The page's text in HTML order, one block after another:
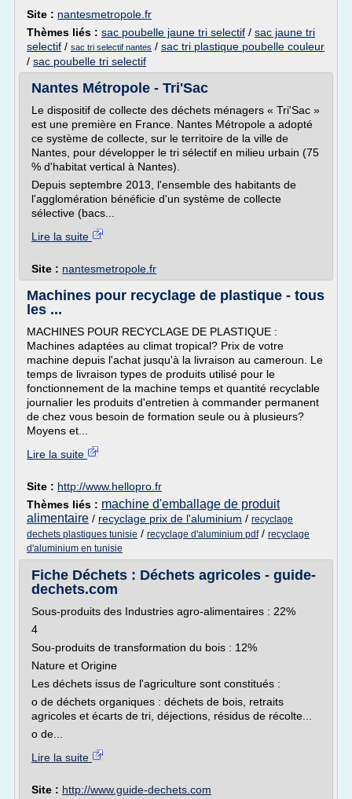
Site : nantesmetropole.fr
Thèmes liés : sac poubelle jaune tri selectif / sac jaune tri
selectif / sac tri selectif nantes / sac tri plastique poubelle couleur
/ sac poubelle tri selectif
Nantes Métropole - Tri'Sac
Le dispositif de collecte des déchets ménagers « Tri'Sac »
est une première en France. Nantes Métropole a adopté
ce système de collecte, sur le territoire de la ville de
Nantes, pour développer le tri sélectif en milieu urbain (75
% d'habitat vertical à Nantes).
Depuis septembre 2013, l'ensemble des habitants de
l'agglomération bénéficie d'un système de collecte
sélective (bacs...
Lire la suite
Site : nantesmetropole.fr
Machines pour recyclage de plastique - tous
les ...
MACHINES POUR RECYCLAGE DE PLASTIQUE :
Machines adaptées au climat tropical? Prix de votre
machine depuis l'achat jusqu'à la livraison au cameroun. Le
temps de livraison types de produits utilisé pour le
fonctionnement de la machine temps et quantité recyclable
journalier les produits d'entretien à commander permanent
de chez vous besoin de formation seule ou à plusieurs?
Moyens et...
Lire la suite
Site : http://www.hellopro.fr
Thèmes liés : machine d'emballage de produit
alimentaire / recyclage prix de l'aluminium / recyclage
dechets plastiques tunisie / recyclage d'aluminium pdf/ recyclage
d'aluminium en tunisie
Fiche Déchets : Déchets agricoles - guide-
dechets.com
Sous-produits des Industries agro-alimentaires : 22%
4
Sou-produits de transformation du bois : 12%
Nature et Origine
Les déchets issus de l'agriculture sont constitués :
o de déchets organiques : déchets de bois, retraits
agricoles et écarts de tri, déjections, résidus de récolte...
o de...
Lire la suite
Site : http://www.guide-dechets.com